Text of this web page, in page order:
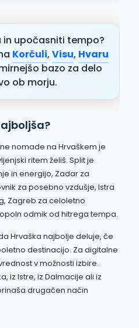
in upočasniti tempo?
Korčuli, Visu, Hvaru
bazo za delo
ob morju.
nomade na Hrvaškem je
ritem želiš. Split je
in energijo, Zadar za
za posebno vzdušje, Istra
Zagreb za celoletno
odmik od hitrega tempa.
Hrvaška najbolje deluje, če
destinacijo. Za digitalne
v možnosti izbire.
iz Istre, iz Dalmacije ali iz
drugačen način